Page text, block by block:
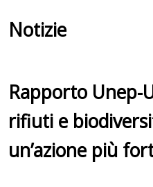
Notizie
Rapporto Unep-
rifiuti e
un’azione più